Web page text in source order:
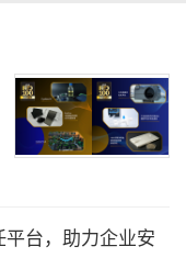
台，助力企业安